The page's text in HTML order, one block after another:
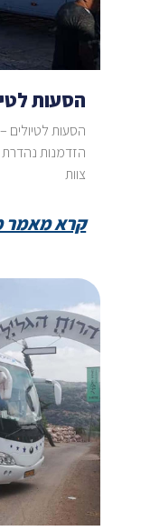
הסעות
הסעות לטיולים
הזדמנות
צוות
קרא מאמר